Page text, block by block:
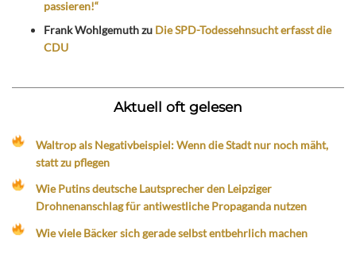
passieren!“
Frank Wohlgemuthzu Die SPD-Todessehnsucht erfasst die
CDU
Aktuell oft gelesen
Waltrop als Negativbeispiel: Wenn die Stadt nur noch mäht,
statt zu pflegen
Wie Putins deutsche Lautsprecher den Leipziger
Drohnenanschlag für antiwestliche Propaganda nutzen
Wie viele Bäcker sich gerade selbst entbehrlich machen